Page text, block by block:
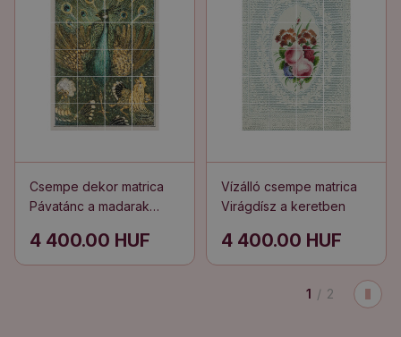
Csempe dekor matrica
Pávatánc a madarak
4 400.00 HUF
Vízálló csempe matrica
Virágdísz a keretben
4 400.00 HUF
1 / 2